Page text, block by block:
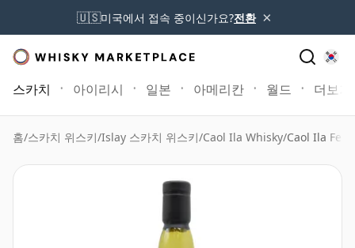
🇺🇸미국에서 접속 중이신가요?전환 ×
스카치 아이리시 일본 아메리칸 월드 더보기
홈/스카치 위스키/Islay 스카치 위스키/Caol Ila Whisky/Caol Ila